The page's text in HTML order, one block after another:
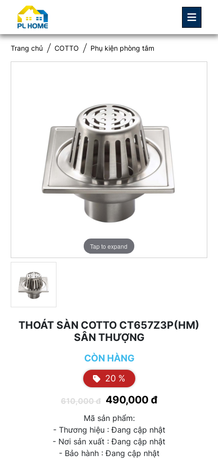
Trang chủ COTTO Phụ kiện phòng tắm
Tap to expand
THOÁT SÀN COTTO CT657Z3P(HM)
SÂN THƯỢNG
CÒN HÀNG
20 %
610,000 đ 490,000 đ
Mã sản phẩm:
- Thương hiệu : Đang cập nhật
- Nơi sản xuất : Đang cập nhật
- Bảo hành : Đang cập nhật